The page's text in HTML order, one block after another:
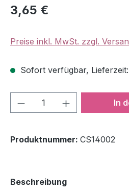
Regulärer Preis:
3,65 €
Preise inkl. MwSt. zzgl.
Sofort verfügbar,
Produkt Anzahl: In
Produktnummer: CS14002
Beschreibung